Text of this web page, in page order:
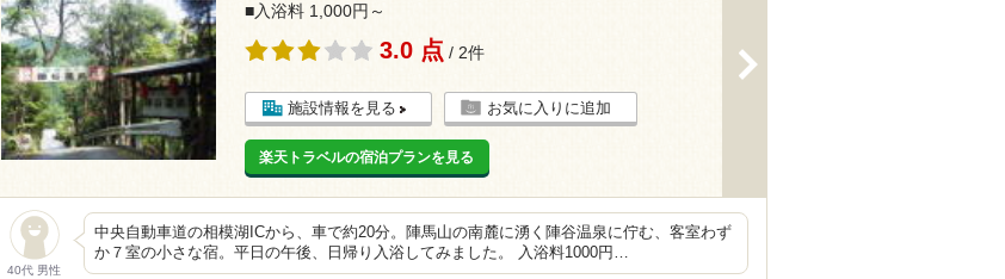
■入浴料 1,000円～
3.0 点 / 2件
施設情報を見る お気に入りに追加
楽天トラベルの宿泊プランを見る
40代 男性
中央自動車道の相模湖ICから、車で約20分。陣馬山の南麓に湧く陣谷温泉に佇む、客室わず
か７室の小さな宿。平日の午後、日帰り入浴してみました。 入浴料1000円…